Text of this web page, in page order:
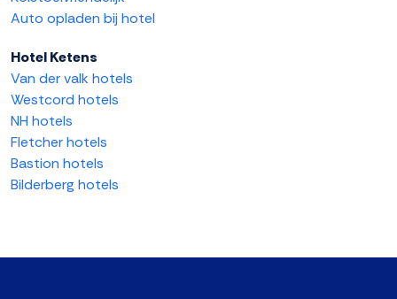
Auto opladen bij hotel
Hotel Ketens
Van der valk hotels
Westcord hotels
NH hotels
Fletcher hotels
Bastion hotels
Bilderberg hotels